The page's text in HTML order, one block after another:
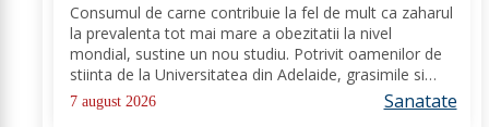
Consumul de carne contribuie la fel de mult ca zaharul
la prevalenta tot mai mare a obezitatii la nivel
mondial, sustine un nou studiu. Potrivit oamenilor de
stiinta de la Universitatea din Adelaide, grasimile si
carbohidratii ne pot oferi suficienta energie pentru a
satisface cererile...
7 august 2026 Sanatate